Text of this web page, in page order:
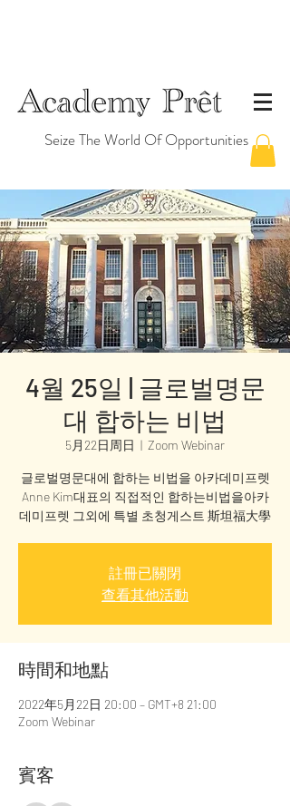
Seize The World Of Opportunities
4월 25일 | 글로벌명문
대 합하는 비법
5月22日周日
  |
Zoom Webinar
글로벌명문대에 합하는 비법을 아카데미프렛
Anne Kim대표의 직접적인 합하는비법을아카
데미프렛 그외에 특별 초청게스트 斯坦福大學
註冊已關閉
查看其他活動
時間和地點
2022年5月22日 20:00 – GMT+8 21:00
Zoom Webinar
賓客